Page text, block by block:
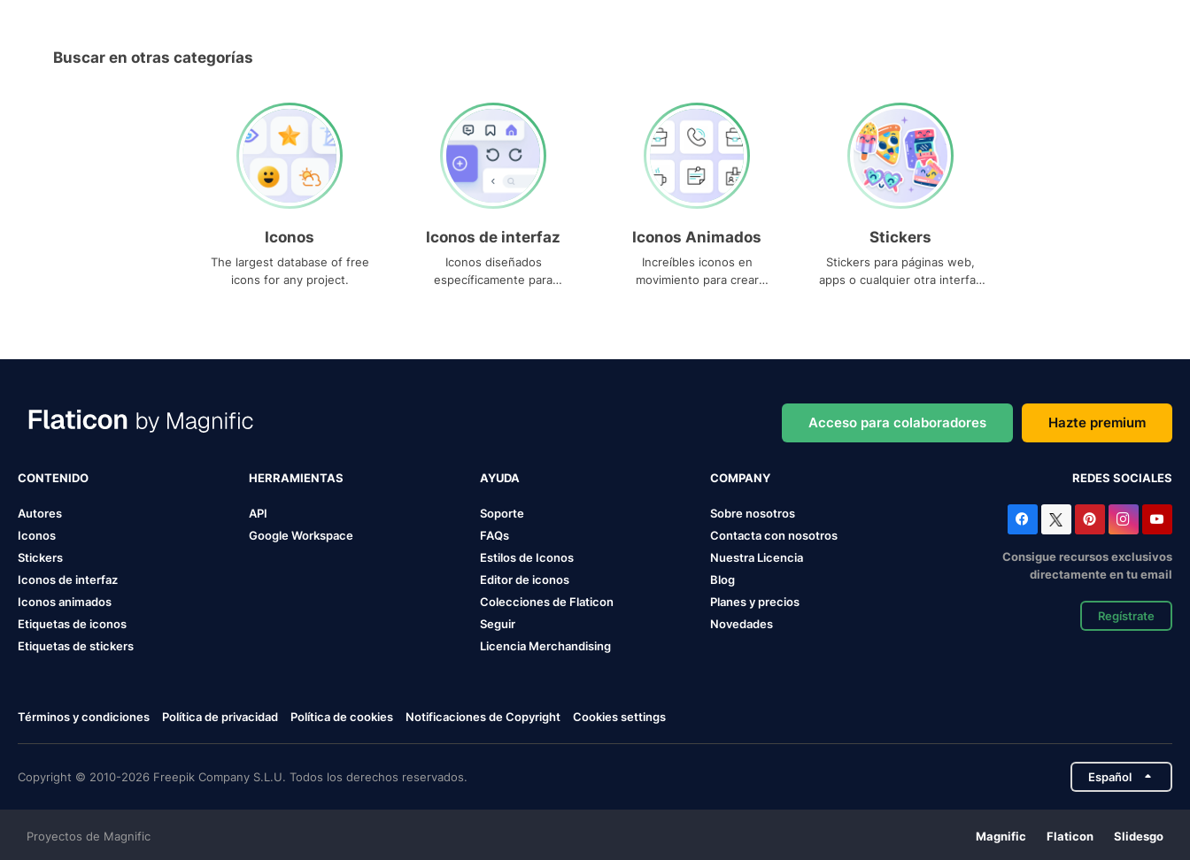
Buscar en otras categorías
Iconos
The largest database of free
icons for any project.
Iconos de interfaz
Iconos diseñados
específicamente para
Iconos Animados
Increíbles iconos en
movimiento para crear
Stickers
Stickers para páginas web,
apps o cualquier otra interfaz
Acceso para colaboradores Hazte premium
CONTENIDO
Autores
Iconos
Stickers
Iconos de interfaz
Iconos animados
Etiquetas de iconos
Etiquetas de stickers
HERRAMIENTAS
API
Google Workspace
AYUDA
Soporte
FAQs
Estilos de Iconos
Editor de iconos
Colecciones de Flaticon
Seguir
Licencia Merchandising
COMPANY
Sobre nosotros
Contacta con nosotros
Nuestra Licencia
Blog
Planes y precios
Novedades
REDES SOCIALES
Consigue recursos exclusivos
directamente en tu email
Regístrate
Términos y condiciones Política de privacidad Política de cookies Notificaciones de Copyright Cookies settings
Copyright © 2010-2026 Freepik Company S.L.U. Todos los derechos reservados. Español
Proyectos de Magnific Magnific Flaticon Slidesgo